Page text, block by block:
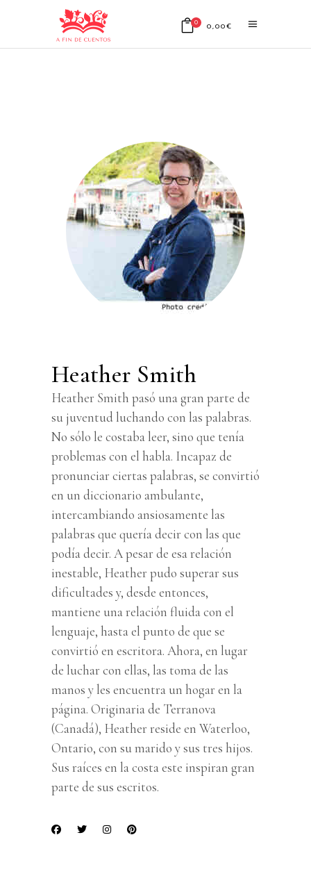
0 0,00€
Heather Smith
Heather Smith pasó una gran parte de
su juventud luchando con las palabras.
No sólo le costaba leer, sino que tenía
problemas con el habla. Incapaz de
pronunciar ciertas palabras, se convirtió
en un diccionario ambulante,
intercambiando ansiosamente las
palabras que quería decir con las que
podía decir. A pesar de esa relación
inestable, Heather pudo superar sus
dificultades y, desde entonces,
mantiene una relación fluida con el
lenguaje, hasta el punto de que se
convirtió en escritora. Ahora, en lugar
de luchar con ellas, las toma de las
manos y les encuentra un hogar en la
página. Originaria de Terranova
(Canadá), Heather reside en Waterloo,
Ontario, con su marido y sus tres hijos.
Sus raíces en la costa este inspiran gran
parte de sus escritos.